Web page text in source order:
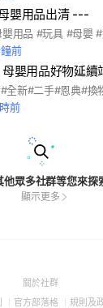
嬰用品出清 ---
用品 #玩具 #母嬰
前
前
他眾多社群等您來探
顯示更多
關於社群(Open
(Open
官方部落格 (Open
規則及